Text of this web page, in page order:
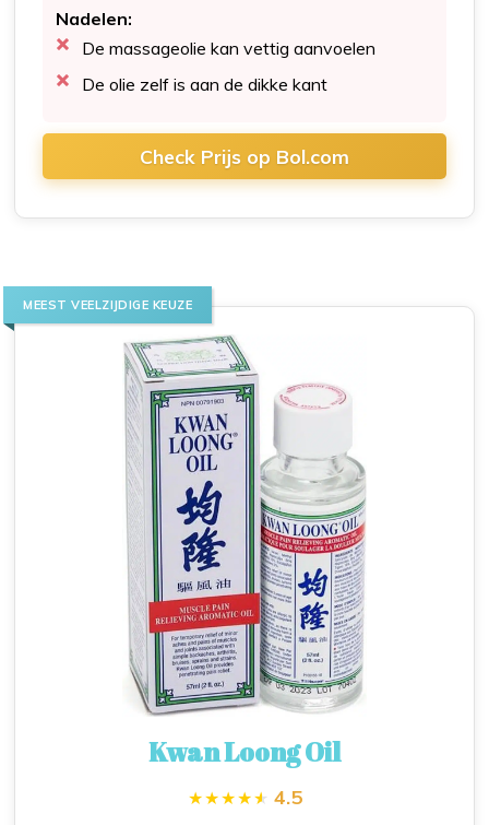
Nadelen:
De massageolie kan vettig aanvoelen
De olie zelf is aan de dikke kant
Check Prijs op Bol.com
MEEST VEELZIJDIGE KEUZE
Kwan Loong Oil
4.5